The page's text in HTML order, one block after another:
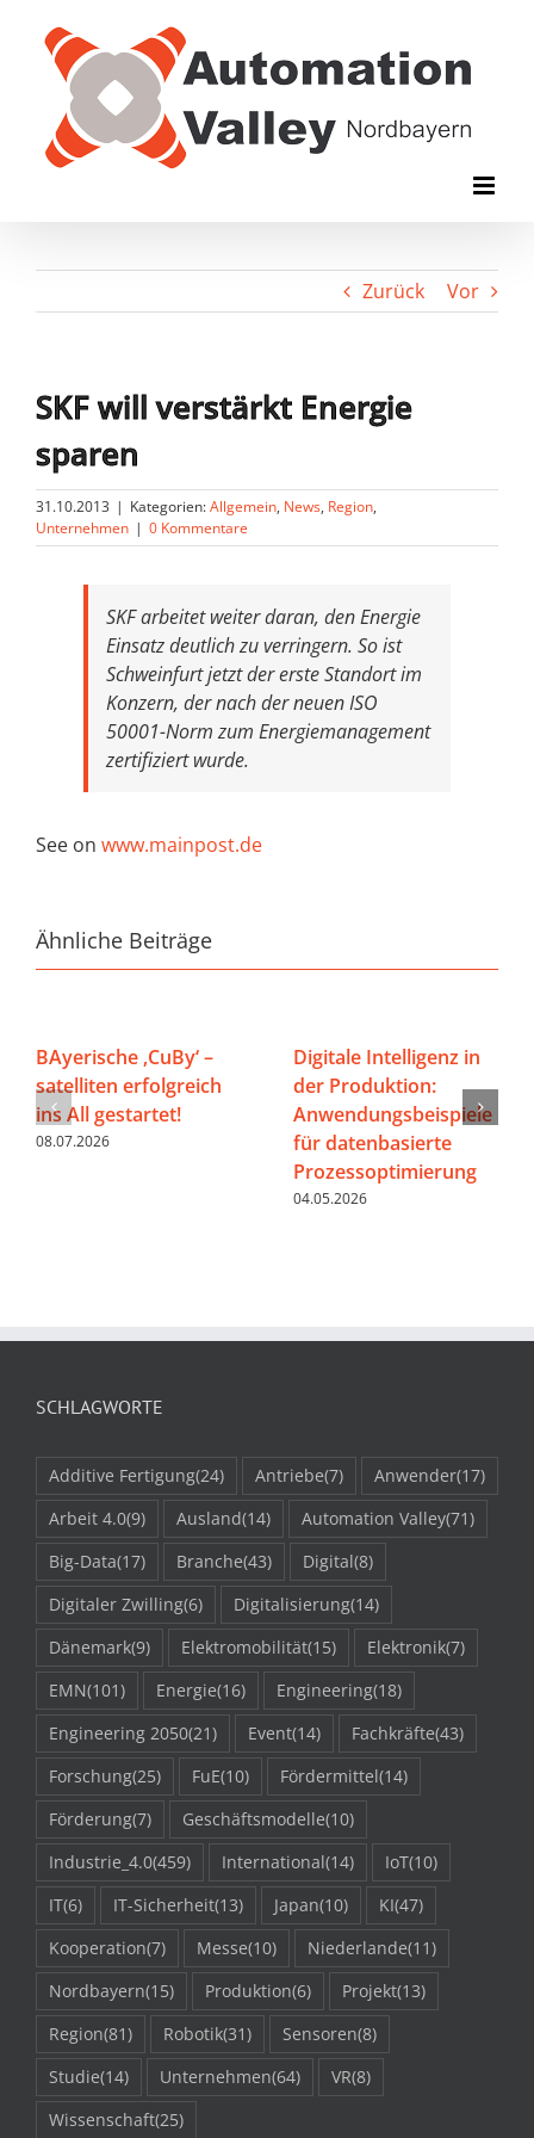
Inhalt
springen
Zurück Vor
SKF will verstärkt Energie
sparen
31.10.2013 | Kategorien:Allgemein, News, Region,
Unternehmen | 0 Kommentare
SKF arbeitet weiter daran, den Energie
Einsatz deutlich zu verringern. So ist
Schweinfurt jetzt der erste Standort im
Konzern, der nach der neuen ISO
50001-Norm zum Energiemanagement
zertifiziert wurde.
See on www.mainpost.de
Ähnliche Beiträge
BAyerische ‚CuBy‘ –
satelliten erfolgreich
ins All gestartet!
08.07.2026
Digitale Intelligenz in
der Produktion:
Anwendungsbeispiele
für datenbasierte
Prozessoptimierung
04.05.2026
SCHLAGWORTE
Additive Fertigung(24) Antriebe(7) Anwender(17)
Arbeit 4.0(9) Ausland(14) Automation Valley(71)
Big-Data(17) Branche(43) Digital(8)
Digitaler Zwilling(6) Digitalisierung(14)
Dänemark(9) Elektromobilität(15) Elektronik(7)
EMN(101) Energie(16) Engineering(18)
Engineering 2050(21) Event(14) Fachkräfte(43)
Forschung(25) FuE(10) Fördermittel(14)
Förderung(7) Geschäftsmodelle(10)
Industrie_4.0(459) International(14) IoT(10)
IT(6) IT-Sicherheit(13) Japan(10) KI(47)
Kooperation(7) Messe(10) Niederlande(11)
Nordbayern(15) Produktion(6) Projekt(13)
Region(81) Robotik(31) Sensoren(8)
Studie(14) Unternehmen(64) VR(8)
Wissenschaft(25)